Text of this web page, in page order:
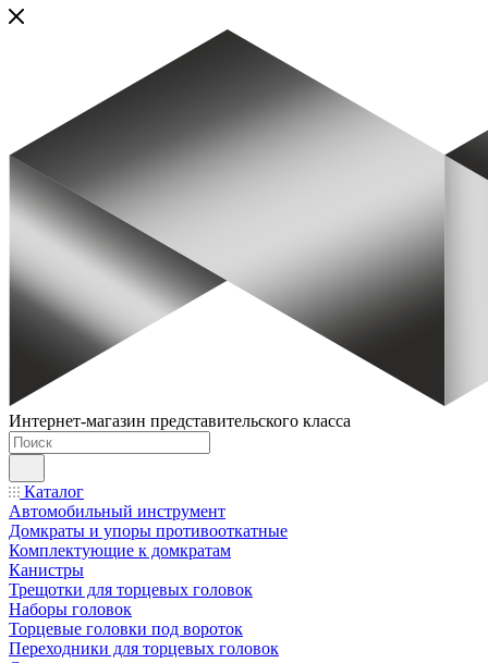
Интернет-магазин представительского класса
Каталог
Автомобильный инструмент
Домкраты и упоры противооткатные
Комплектующие к домкратам
Канистры
Трещотки для торцевых головок
Наборы головок
Торцевые головки под вороток
Переходники для торцевых головок